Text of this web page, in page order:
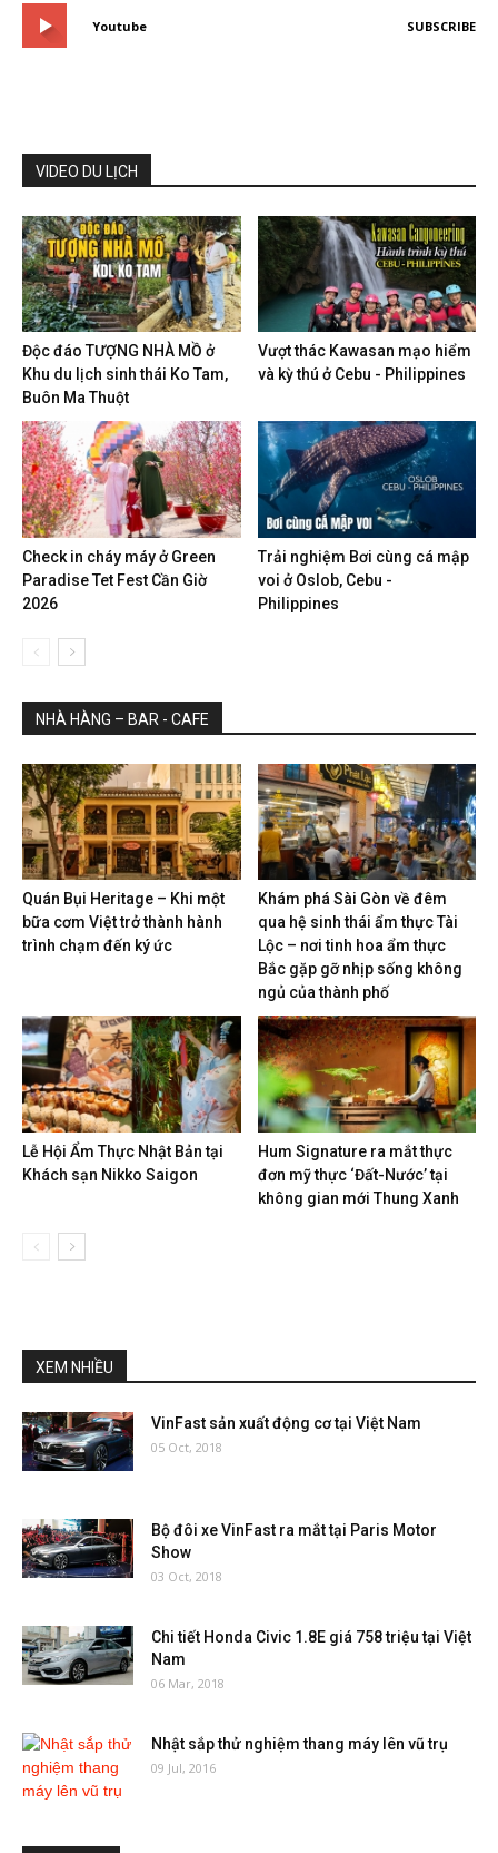
Youtube SUBSCRIBE
VIDEO DU LỊCH
Độc đáo TƯỢNG NHÀ MỒ ở
Khu du lịch sinh thái Ko Tam,
Buôn Ma Thuột
Vượt thác Kawasan mạo hiểm
và kỳ thú ở Cebu - Philippines
Check in cháy máy ở Green
Paradise Tet Fest Cần Giờ
2026
Trải nghiệm Bơi cùng cá mập
voi ở Oslob, Cebu -
Philippines
NHÀ HÀNG – BAR - CAFE
Quán Bụi Heritage – Khi một
bữa cơm Việt trở thành hành
trình chạm đến ký ức
Khám phá Sài Gòn về đêm
qua hệ sinh thái ẩm thực Tài
Lộc – nơi tinh hoa ẩm thực
Bắc gặp gỡ nhịp sống không
ngủ của thành phố
Lễ Hội Ẩm Thực Nhật Bản tại
Khách sạn Nikko Saigon
Hum Signature ra mắt thực
đơn mỹ thực ‘Đất-Nước’ tại
không gian mới Thung Xanh
XEM NHIỀU
VinFast sản xuất động cơ tại Việt Nam
05 Oct, 2018
Bộ đôi xe VinFast ra mắt tại Paris Motor
Show
03 Oct, 2018
Chi tiết Honda Civic 1.8E giá 758 triệu tại Việt
Nam
06 Mar, 2018
Nhật sắp thử nghiệm thang máy lên vũ trụ
09 Jul, 2016